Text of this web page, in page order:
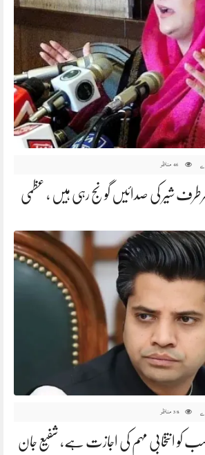
46 مناظر
شیر کی صدائیں گونج رہی ہیں ، عظمی
38 مناظر
کو انتخابی مہم کی اجازت ہے، شفیع جان